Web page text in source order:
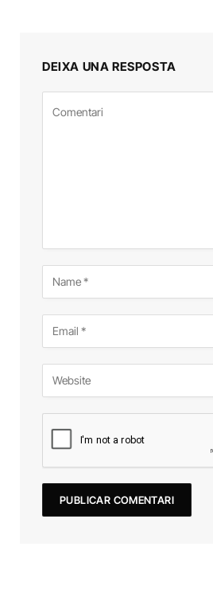
DEIXA UNA RESPOSTA